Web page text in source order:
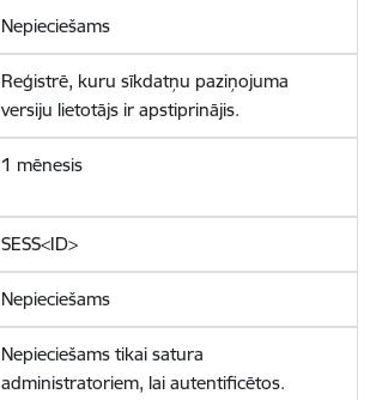
Nepieciešams
Reģistrē, kuru sīkdatņu paziņojuma
versiju lietotājs ir apstiprinājis.
1 mēnesis
SESS<ID>
Nepieciešams
Nepieciešams tikai satura
administratoriem, lai autentificētos.